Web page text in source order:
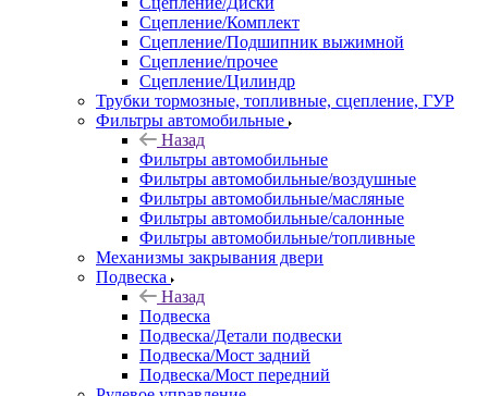
Сцепление/Комплект
Сцепление/Подшипник выжимной
Сцепление/прочее
Сцепление/Цилиндр
Трубки тормозные, топливные, сцепление, ГУР
Фильтры автомобильные
Назад
Фильтры автомобильные
Фильтры автомобильные/воздушные
Фильтры автомобильные/масляные
Фильтры автомобильные/салонные
Фильтры автомобильные/топливные
Механизмы закрывания двери
Подвеска
Назад
Подвеска
Подвеска/Детали подвески
Подвеска/Мост задний
Подвеска/Мост передний